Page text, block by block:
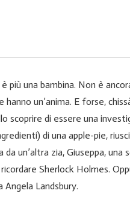
più una bambina. Non è
hanno un’anima. E forse,
scoprire di essere una
di una apple-pie,
un’altra zia, Giuseppa,
Sherlock Holmes.
Landsbury.